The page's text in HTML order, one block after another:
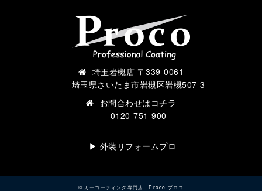
埼玉岩槻店 〒339-0061
埼玉県さいたま市岩槻区岩槻507-3
お問合わせは コチラ
0120-751-900
▶︎ 外装リフォームプロ
© カーコーティング専門店 Proco プロコ